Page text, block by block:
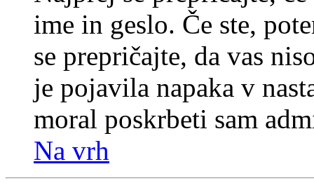
ime in geslo. Če ste,
se prepričajte, da vas
je pojavila napaka v
moral poskrbeti sam
Na vrh